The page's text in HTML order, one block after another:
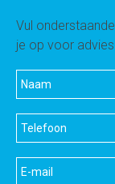
Vul
je op voor advies